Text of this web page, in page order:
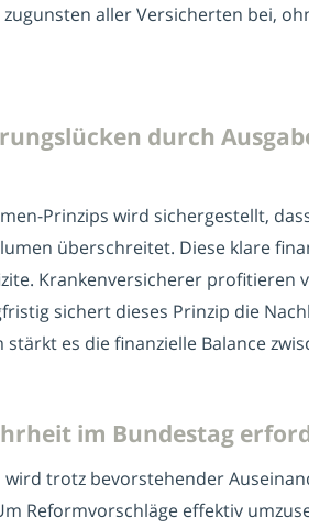
aller Versicherten bei,
durch
Prinzips wird sichergestellt,
überschreitet. Diese klare
Krankenversicherer
sichert dieses Prinzip die
es die finanzielle Balance
im Bundestag
trotz bevorstehender
Reformvorschläge effektiv